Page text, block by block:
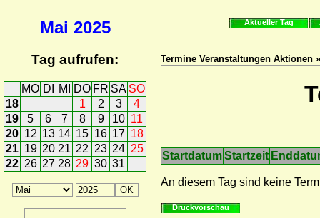
Mai 2025
Tag aufrufen:
MO DI MI DO FR SA SO
18
1 2 3
4
19
5 6 7 8 9 10 11
20 12 13 14 15 16 17 18
21 19 20 21 22 23 24 25
22 26 27 28 29 30 31
Aktueller Tag
Termine Veranstaltungen Aktionen
StartdatumStartzeit
An diesem Tag sind keine
Druckvorschau